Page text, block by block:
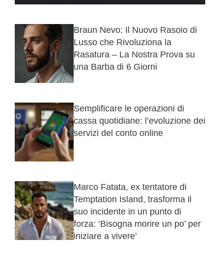
Braun Nevo: Il Nuovo Rasoio di
Lusso che Rivoluziona la
Rasatura – La Nostra Prova su
una Barba di 6 Giorni
Semplificare le operazioni di
cassa quotidiane: l’evoluzione dei
servizi del conto online
Marco Fatata, ex tentatore di
Temptation Island, trasforma il
suo incidente in un punto di
forza: ‘Bisogna morire un po’ per
iniziare a vivere’